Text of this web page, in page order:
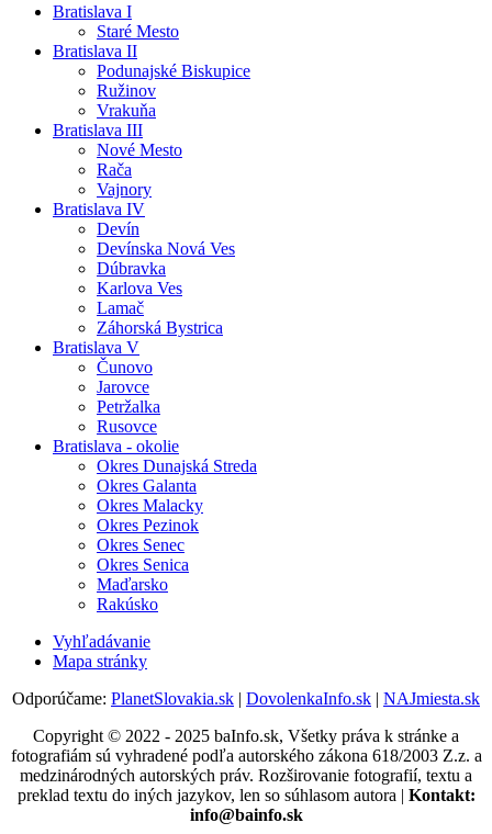
Bratislava I
Staré Mesto
Bratislava II
Podunajské Biskupice
Ružinov
Vrakuňa
Bratislava III
Nové Mesto
Rača
Vajnory
Bratislava IV
Devín
Devínska Nová Ves
Dúbravka
Karlova Ves
Lamač
Záhorská Bystrica
Bratislava V
Čunovo
Jarovce
Petržalka
Rusovce
Bratislava - okolie
Okres Dunajská Streda
Okres Galanta
Okres Malacky
Okres Pezinok
Okres Senec
Okres Senica
Maďarsko
Rakúsko
Vyhľadávanie
Mapa stránky
Odporúčame: PlanetSlovakia.sk | DovolenkaInfo.sk | NAJmiesta.sk
Copyright © 2022 - 2025 baInfo.sk, Všetky práva k stránke a
fotografiám sú vyhradené podľa autorského zákona 618/2003 Z.z. a
medzinárodných autorských práv. Rozširovanie fotografií, textu a
preklad textu do iných jazykov, len so súhlasom autora | Kontakt:
info@bainfo.sk